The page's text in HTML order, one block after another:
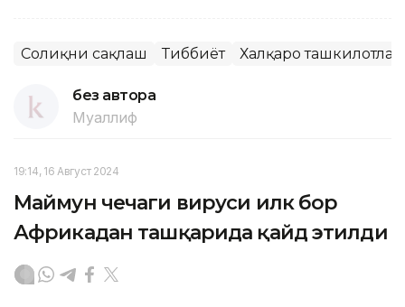
Соғлиқни сақлаш Тиббиёт Халқаро ташкилотлар
без автора
Муаллиф
19:14, 16 Август 2024
Маймун чечаги вируси илк бор
Африкадан ташқарида қайд этилди